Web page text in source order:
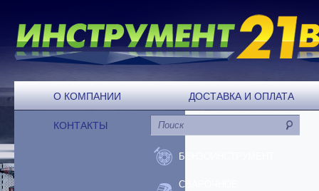
О КОМПАНИИ ДОСТАВКА И ОПЛАТА
КОНТАКТЫ
БЕНЗОИНСТРУМЕНТ
СВАРОЧНОЕ